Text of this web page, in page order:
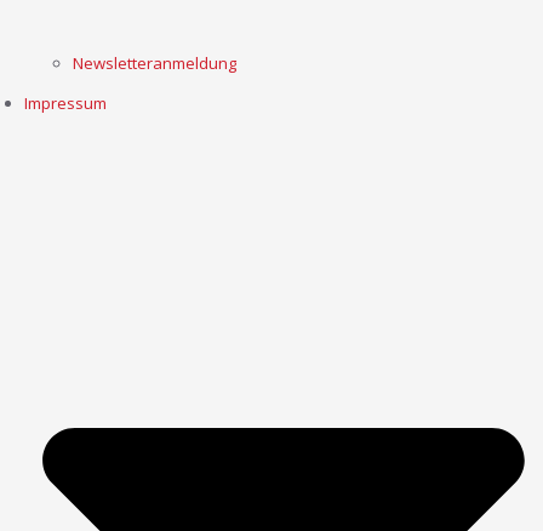
Newsletteranmeldung
Impressum